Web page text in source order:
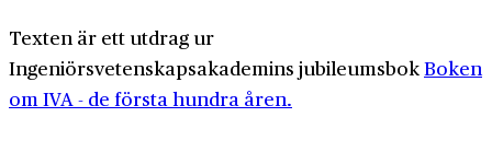
Texten är ett utdrag ur
Ingeniörsvetenskapsakademins jubileumsbokBoken
om IVA - de första hundra åren.